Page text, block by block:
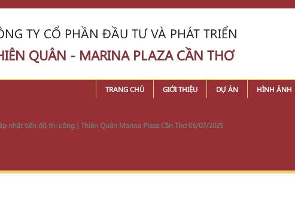
TY CỔ PHẦN ĐẦU TƯ VÀ PHÁT TRIỂN
QUÂN - MARINA PLAZA CẦN THƠ
TRANG CHỦ GIỚI THIỆU DỰ ÁN HÌNH ẢNH
nhật tiến độ thi công ] Thiên Quân Marina Plaza Cần Thơ 05/07/2025